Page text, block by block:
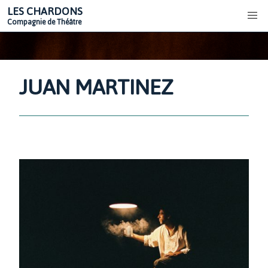
LES CHARDONS
Compagnie de Théâtre
JUAN MARTINEZ